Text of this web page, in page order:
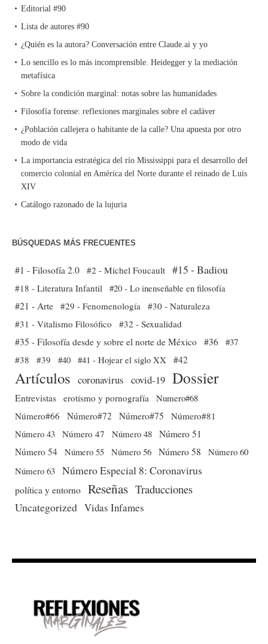
Editorial #90
Lista de autores #90
¿Quién es la autora? Conversación entre Claude.ai y yo
Lo sencillo es lo más incomprensible. Heidegger y la mediación
metafísica
Sobre la condición marginal: notas sobre las humanidades
Filosofía forense: reflexiones marginales sobre el cadáver
¿Población callejera o habitante de la calle? Una apuesta por otro
modo de vida
La importancia estratégica del río Mississippi para el desarrollo del
comercio colonial en América del Norte durante el reinado de Luis
XIV
Catálogo razonado de la lujuria
BÚSQUEDAS MÁS FRECUENTES
#1 - Filosofía 2.0 #2 - Michel Foucault #15 - Badiou
#18 - Literatura Infantil #20 - Lo inenseñable en filosofía
#21 - Arte #29 - Fenomenología
#30 - Naturaleza
#31 - Vitalismo Filosófico
#32 - Sexualidad
#35 - Filosofía desde y sobre el norte de México #36 #37
#38
#39 #40 #41 - Hojear el siglo XX #42
Artículos coronavirus covid-19 Dossier
Entrevistas erotismo y pornografía
Numero#68
Número#66
Número#72 Número#75
Número#81
Número 43 Número 47 Número 48 Número 51
Número 54 Número 55 Número 56 Número 58
Número 60
Número 63 Número Especial 8: Coronavirus
política y entorno Reseñas Traducciones
Uncategorized Vidas Infames